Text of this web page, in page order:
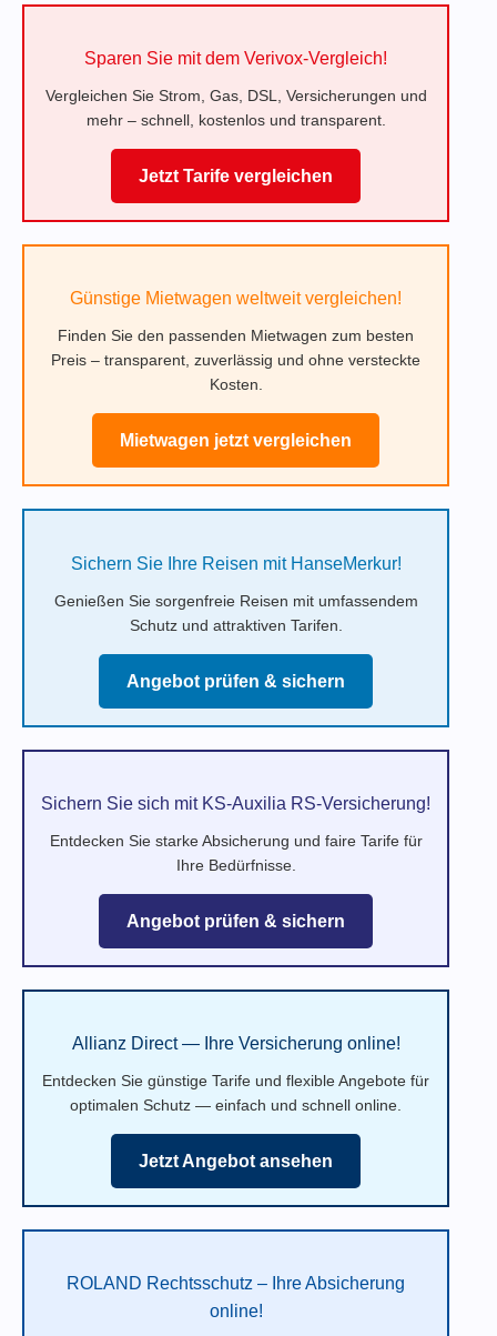
Sparen Sie mit dem Verivox-Vergleich!
Vergleichen Sie Strom, Gas, DSL, Versicherungen und
mehr – schnell, kostenlos und transparent.
Jetzt Tarife vergleichen
Günstige Mietwagen weltweit vergleichen!
Finden Sie den passenden Mietwagen zum besten
Preis – transparent, zuverlässig und ohne versteckte
Kosten.
Mietwagen jetzt vergleichen
Sichern Sie Ihre Reisen mit HanseMerkur!
Genießen Sie sorgenfreie Reisen mit umfassendem
Schutz und attraktiven Tarifen.
Angebot prüfen & sichern
Sichern Sie sich mit KS-Auxilia RS-Versicherung!
Entdecken Sie starke Absicherung und faire Tarife für
Ihre Bedürfnisse.
Angebot prüfen & sichern
Allianz Direct — Ihre Versicherung online!
Entdecken Sie günstige Tarife und flexible Angebote für
optimalen Schutz — einfach und schnell online.
Jetzt Angebot ansehen
ROLAND Rechtsschutz – Ihre Absicherung
online!